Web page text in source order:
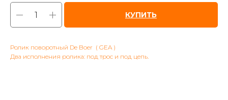
КУПИТЬ
Ролик поворотный De Boer ( GEA )
Два исполнения ролика: под трос и под цепь.